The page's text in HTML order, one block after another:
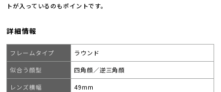
トが入っているのもポイントです。
詳細情報
フレームタイプ ラウンド
似合う顔型 四角顔／逆三角顔
レンズ横幅 49mm